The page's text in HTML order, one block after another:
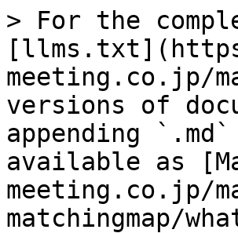
> For the
meeting.co.jp/
versions of
appending
available as
meeting.co.jp/
matchingmap/